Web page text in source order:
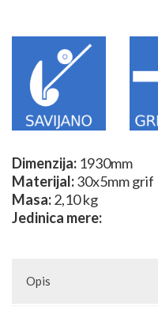
Dimenzija: 1930mm
Materijal:30x5mm grif
Masa:2,10 kg
Jedinica mere:
Opis